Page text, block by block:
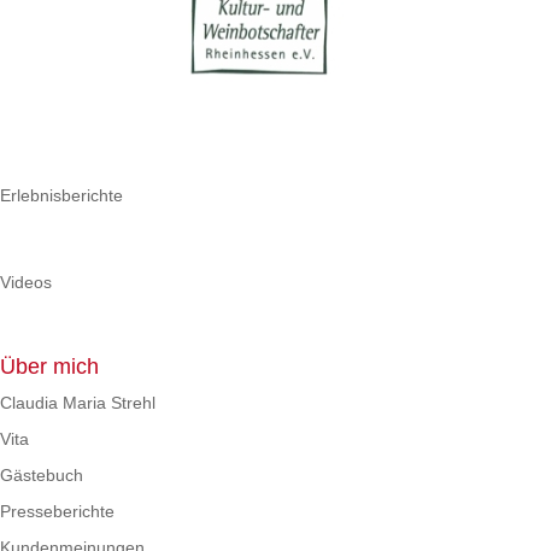
Erlebnisberichte
Videos
Über mich
Claudia Maria Strehl
Vita
Gästebuch
Presseberichte